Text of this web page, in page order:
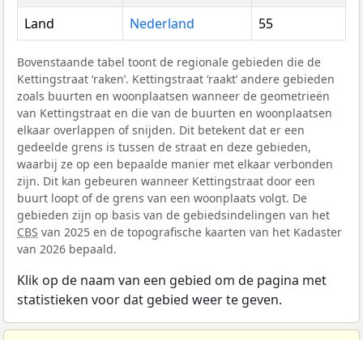
Land Nederland 55
Bovenstaande tabel toont de regionale gebieden die de
Kettingstraat ‘raken’. Kettingstraat ‘raakt’ andere gebieden
zoals buurten en woonplaatsen wanneer de geometrieën
van Kettingstraat en die van de buurten en woonplaatsen
elkaar overlappen of snijden. Dit betekent dat er een
gedeelde grens is tussen de straat en deze gebieden,
waarbij ze op een bepaalde manier met elkaar verbonden
zijn. Dit kan gebeuren wanneer Kettingstraat door een
buurt loopt of de grens van een woonplaats volgt. De
gebieden zijn op basis van de gebiedsindelingen van het
CBS van 2025 en de topografische kaarten van het Kadaster
van 2026 bepaald.
Klik op de naam van een gebied om de pagina met
statistieken voor dat gebied weer te geven.